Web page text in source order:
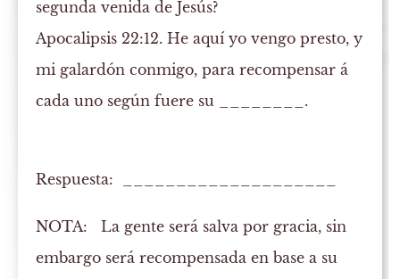
segunda venida de Jesús?
Apocalipsis 22:12. He aquí yo vengo presto, y
mi galardón conmigo, para recompensar á
cada uno según fuere su ________.
Respuesta: ____________________
NOTA: La gente será salva por gracia, sin
embargo será recompensada en base a su